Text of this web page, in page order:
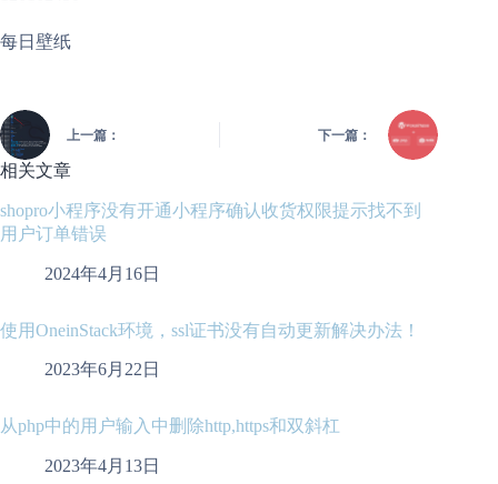
每日壁纸
上一篇： 下一篇：
相关文章
shopro小程序没有开通小程序确认收货权限提示找不到
用户订单错误
2024年4月16日
使用OneinStack环境，ssl证书没有自动更新解决办法！
2023年6月22日
从php中的用户输入中删除http,https和双斜杠
2023年4月13日